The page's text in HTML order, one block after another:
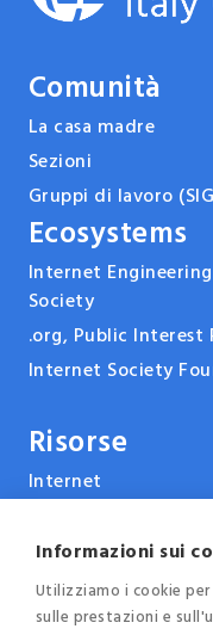
Comunità
La casa madre
Sezioni
Gruppi di lavoro
Ecosystems
Internet
Society
.org, Public
Internet Society
Risorse
Internet
Tecnologie
Report,
Eventi e conferenze
Informazioni sui
Utilizziamo i cookie
sulle prestazioni e